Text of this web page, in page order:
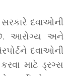
દવાઓની
આરોગ્ય અને
દવાઓની
માટે ડ્રગ્સ